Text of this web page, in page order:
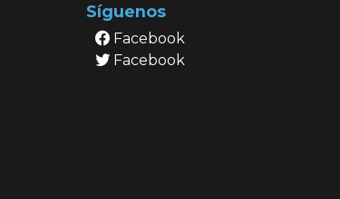
Síguenos
Facebook
Facebook